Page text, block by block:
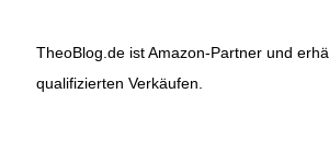
TheoBlog.de ist Amazon-Partner und
qualifizierten Verkäufen.